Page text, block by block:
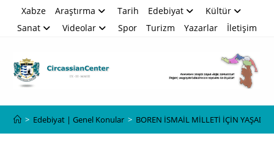
Xabze Araştırma Tarih Edebiyat
Kültür
Sanat
Videolar Spor Turizm Yazarlar İletişim
> Edebiyat | Genel Konular > BOREN İSMAİL MİLLETİ İÇİN YAŞADI